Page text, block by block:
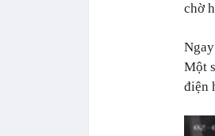
chờ
Một
điện